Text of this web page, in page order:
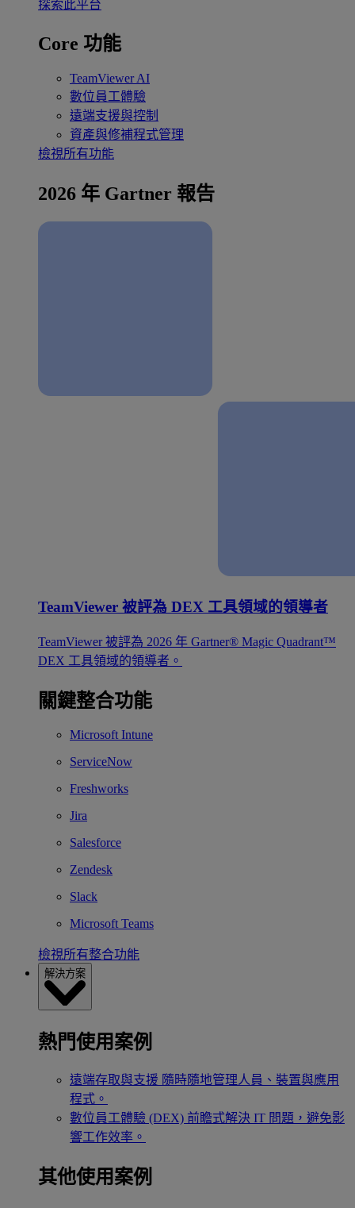
探索此平台
Core 功能
TeamViewer AI
數位員工體驗
遠端支援與控制
資產與修補程式管理
檢視所有功能
2026 年 Gartner 報告
TeamViewer 被評為 DEX 工具領域的領導者
TeamViewer 被評為 2026 年 Gartner® Magic Quadrant™
DEX 工具領域的領導者。
關鍵整合功能
Microsoft Intune
ServiceNow
Freshworks
Jira
Salesforce
Zendesk
Slack
Microsoft Teams
檢視所有整合功能
解決方案
熱門使用案例
遠端存取與支援 隨時隨地管理人員、裝置與應用
程式。
數位員工體驗 (DEX) 前瞻式解決 IT 問題，避免影
響工作效率。
其他使用案例